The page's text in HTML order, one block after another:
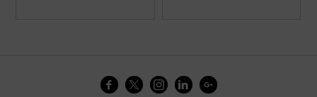
    